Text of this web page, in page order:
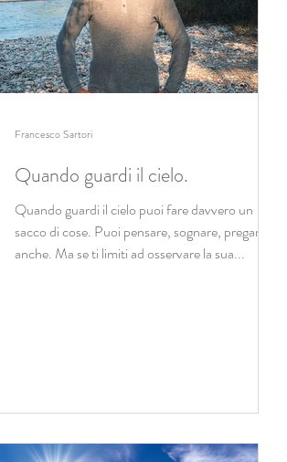
Quando guardi il cielo.
Quando guardi il cielo puoi fare davvero un
sacco di cose. Puoi pensare, sognare, pregare
anche. Ma se ti limiti ad osservare la sua...
Francesco Sartori